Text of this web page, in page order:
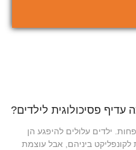
עדיף פסיכולוגית לילדים?
ילדים עלולים להיפגע הן
ביניהם, אבל עוצמת